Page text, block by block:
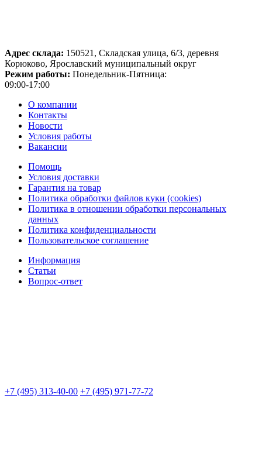
Адрес склада: 150521, Складская улица, 6/3, деревня
Корюково, Ярославский муниципальный округ
Режим работы: Понедельник-Пятница:
09:00-17:00
О компании
Контакты
Новости
Условия работы
Вакансии
Помощь
Условия доставки
Гарантия на товар
Политика обработки файлов куки (cookies)
Политика в отношении обработки персональных
данных
Политика конфиденциальности
Пользовательское соглашение
Информация
Статьи
Вопрос-ответ
+7 (495) 313-40-00 +7 (495) 971-77-72